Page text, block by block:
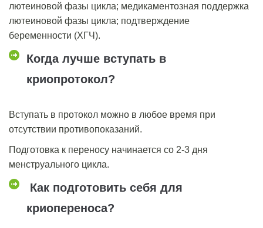
лютеиновой фазы цикла; медикаментозная поддержка
лютеиновой фазы цикла; подтверждение
беременности (ХГЧ).
Когда лучше вступать в
криопротокол?
Вступать в протокол можно в любое время при
отсутствии противопоказаний.
Подготовка к переносу начинается со 2-3 дня
менструального цикла.
Как подготовить себя для
криопереноса?